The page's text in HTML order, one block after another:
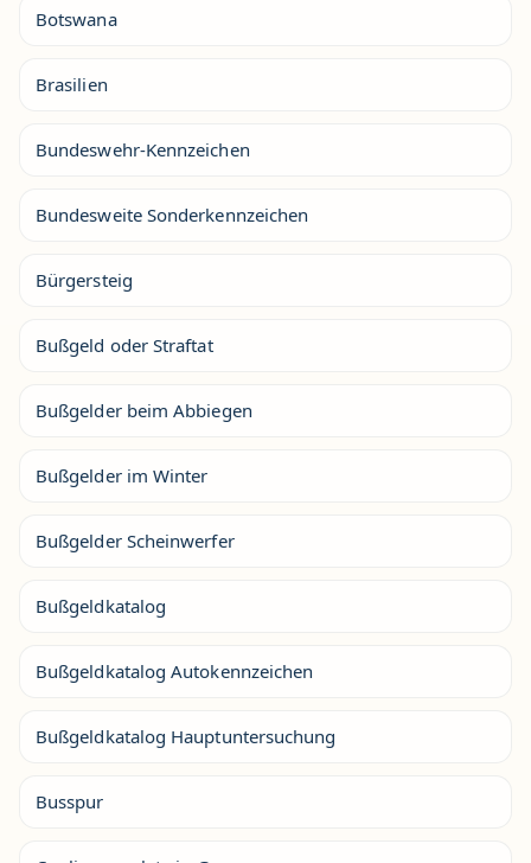
Botswana
Brasilien
Bundeswehr-Kennzeichen
Bundesweite Sonderkennzeichen
Bürgersteig
Bußgeld oder Straftat
Bußgelder beim Abbiegen
Bußgelder im Winter
Bußgelder Scheinwerfer
Bußgeldkatalog
Bußgeldkatalog Autokennzeichen
Bußgeldkatalog Hauptuntersuchung
Busspur